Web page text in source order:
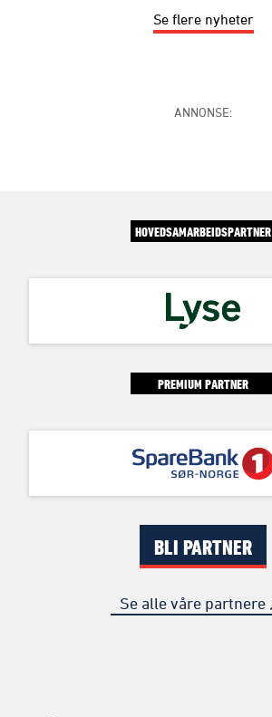
Se flere nyheter
ANNONSE:
HOVEDSAMARBEIDSPARTNER
PREMIUM PARTNER
BLI PARTNER
Se alle våre partnere